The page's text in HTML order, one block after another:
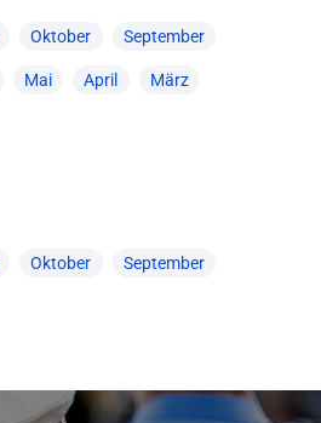
Oktober September
Mai April März
Oktober September